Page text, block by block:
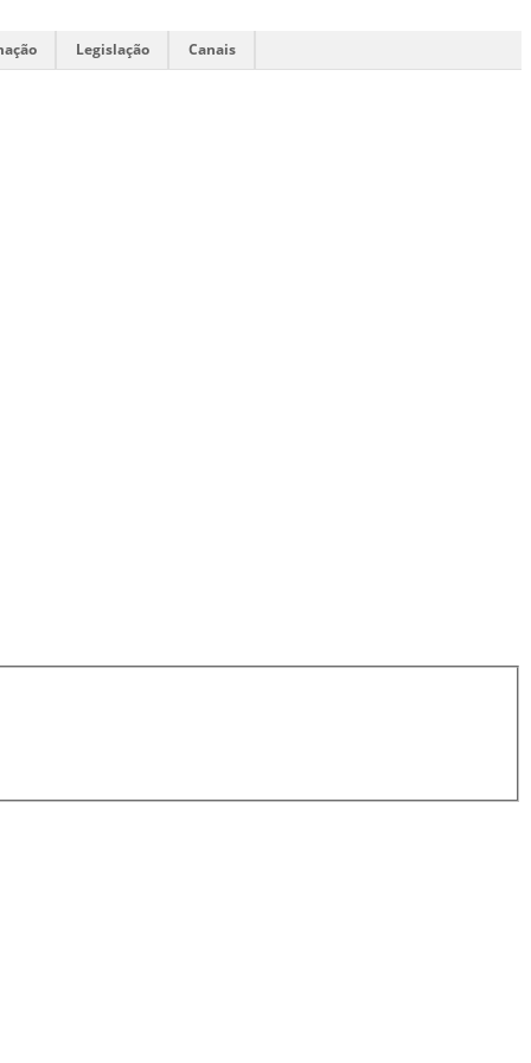
Legislação Canais